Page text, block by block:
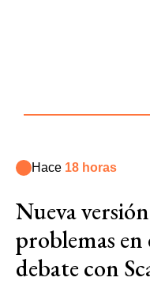
Hace 18 horas
Nueva
problemas
debate con